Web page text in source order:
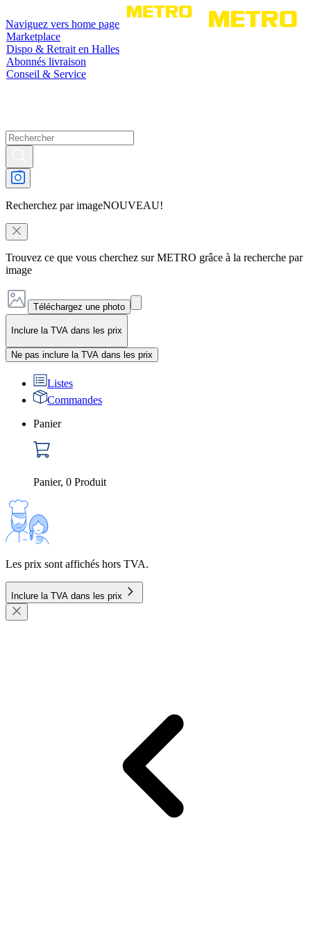
Naviguez vers home page
Marketplace
Dispo & Retrait en Halles
Abonnés livraison
Conseil & Service
Recherchez par imageNOUVEAU!
Trouvez ce que vous cherchez sur METRO grâce à la recherche par
image
Téléchargez une photo
Inclure la TVA dans les prix
Ne pas inclure la TVA dans les prix
Listes
Commandes
Panier
Panier, 0 Produit
Les prix sont affichés hors TVA.
Inclure la TVA dans les prix